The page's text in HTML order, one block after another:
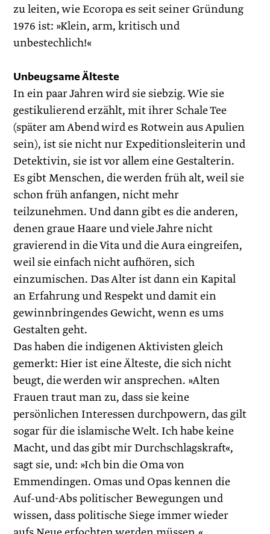
zu leiten, wie Ecoropa es seit seiner Gründung
1976 ist: »Klein, arm, kritisch und
unbestechlich!«
Unbeugsame Älteste
In ein paar Jahren wird sie siebzig. Wie sie
gestikulierend erzählt, mit ihrer Schale Tee
(später am Abend wird es Rotwein aus Apulien
sein), ist sie nicht nur Expeditionsleiterin und
Detektivin, sie ist vor allem eine Gestalterin.
Es gibt Menschen, die werden früh alt, weil sie
schon früh anfangen, nicht mehr
teilzunehmen. Und dann gibt es die anderen,
denen graue Haare und viele Jahre nicht
gravierend in die Vita und die Aura eingreifen,
weil sie einfach nicht aufhören, sich
einzumischen. Das Alter ist dann ein Kapital
an Erfahrung und Respekt und damit ein
gewinnbringendes Gewicht, wenn es ums
Gestalten geht.
Das haben die indigenen Aktivisten gleich
gemerkt: Hier ist eine Älteste, die sich nicht
beugt, die werden wir ansprechen. »Alten
Frauen traut man zu, dass sie keine
persönlichen Interessen durch­powern, das gilt
sogar für die islamische Welt. Ich habe keine
Macht, und das gibt mir Durchschlagskraft«,
sagt sie, und: »Ich bin die Oma von
Emmendingen. Omas und Opas kennen die
Auf-und-Abs politischer Bewegungen und
wissen, dass politische Siege immer wieder